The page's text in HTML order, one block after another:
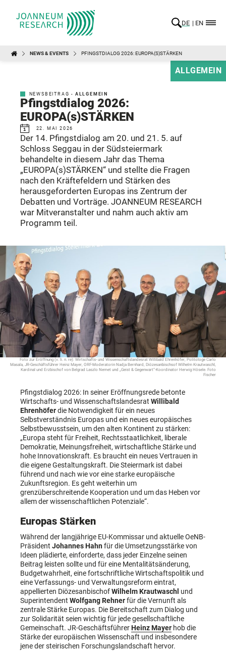
DE EN
NEWS & EVENTS PFINGSTDIALOG 2026: EUROPA(S)STÄRKEN
ALLGEMEIN
NEWSBEITRAG - ALLGEMEIN
Pfingstdialog 2026:
EUROPA(s)STÄRKEN
22. MAI 2026
Der 14. Pfingstdialog am 20. und 21. 5. auf
Schloss Seggau in der Südsteiermark
behandelte in diesem Jahr das Thema
„EUROPA(s)STÄRKEN“ und stellte die Fragen
nach den Kräftefeldern und Stärken des
herausgeforderten Europas ins Zentrum der
Debatten und Vorträge. JOANNEUM RESEARCH
war Mitveranstalter und nahm auch aktiv am
Programm teil.
Foto zur Eröffnung (v. li. n. re): Wirtschafts- und Wissenschaftslandesrat Willibald Ehrenhöfer, Politologe Carlo
Masala, JR-Geschäftsführer Heinz Mayer, ORF-Moderatorin Nadja Bernhard, Diözesanbischsof Wilhelm Krautwaschl,
Kardinal und Erzbischof von Belgrad Laszlo Nemet und „Geist & Gegenwart“-Koordinator Herwig Hösele. Foto
Fischer
Pfingstdialog 2026: In seiner Eröffnungsrede betonte
Wirtschafts- und Wissenschaftslandesrat Willibald
Ehrenhöferdie Notwendigkeit für ein neues
Selbstverständnis Europas und ein neues europäisches
Selbstbewusstsein, um den alten Kontinent zu stärken:
„Europa steht für Freiheit, Rechtsstaatlichkeit, liberale
Demokratie, Meinungsfreiheit, wirtschaftliche Stärke und
hohe Innovationskraft. Es braucht ein neues Vertrauen in
die eigene Gestaltungskraft. Die Steiermark ist dabei
führend und nach wie vor eine starke europäische
Zukunftsregion. Es geht weiterhin um
grenzüberschreitende Kooperation und um das Heben vor
allem der wissenschaftlichen Potenziale“.
Europas Stärken
Während der langjährige EU-Kommissar und aktuelle OeNB-
Präsident Johannes Hahnfür die Umsetzungsstärke von
Ideen plädierte, einforderte, dass jeder Einzelne seinen
Beitrag leisten sollte und für eine Mentalitätsänderung,
Budgetwahrheit, eine fortschriftliche Wirtschaftspolitik und
eine Verfassungs- und Verwaltungsreform eintrat,
appellierten DiözesanbischofWilhelm Krautwaschl und
Superintendent Wolfgang Rehnerfür die Vernunft als
zentrale Stärke Europas. Die Bereitschaft zum Dialog und
zur Solidarität seien wichtig für jede gesellschaftliche
Gemeinschaft. JR-GeschäftsführerHeinz Mayer hob die
Stärke der europäischen Wissenschaft und insbesondere
jene der steirischen Forschungslandschaft hervor.